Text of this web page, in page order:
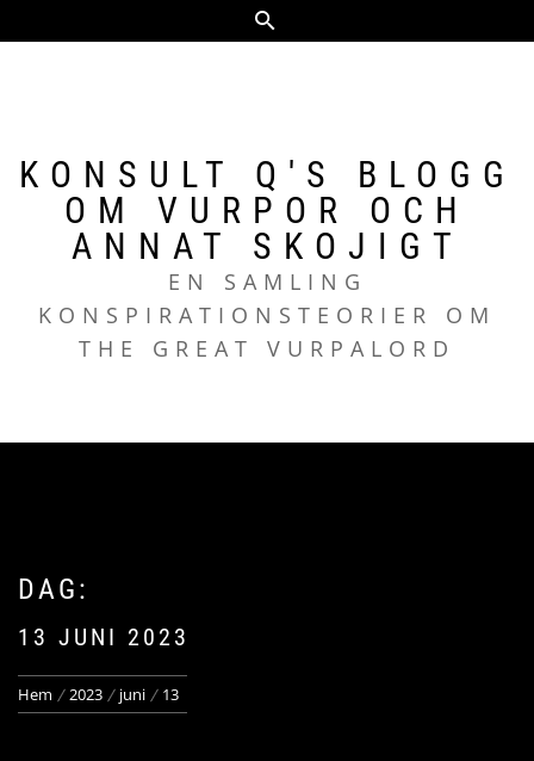
till
KONSULT Q'S BLOGG
OM VURPOR OCH
ANNAT SKOJIGT
EN SAMLING
KONSPIRATIONSTEORIER OM
THE GREAT VURPALORD
DAG:
13 JUNI 2023
Hem 2023 juni 13